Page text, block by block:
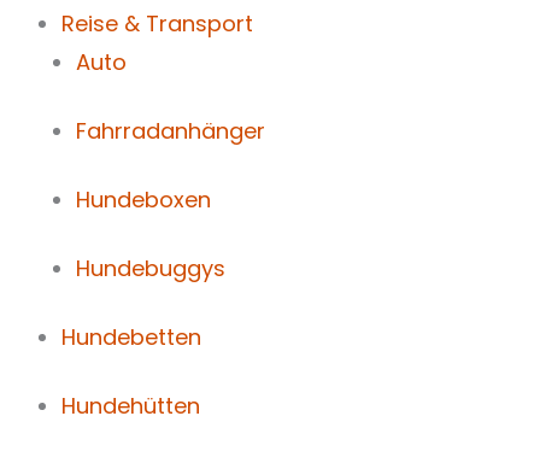
Reise & Transport
Auto
Fahrradanhänger
Hundeboxen
Hundebuggys
Hundebetten
Hundehütten